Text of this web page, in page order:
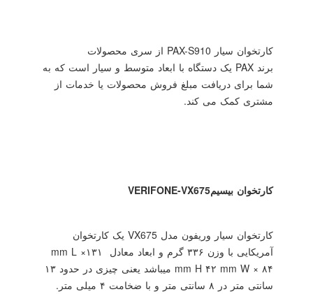
کارتخوان سیار PAX-S910 از سری محصولات
برندPAX یک دستگاه با ابعاد متوسط و سیار است که به
شما برای دریافت مبلغ فروش محصولات یا خدمات از
مشتری کمک می کند.
کارتخوان بیسیمVERIFONE-VX675
کارتخوان سیار وریفون مدل VX675 یک کارتخوان
آمریکایی با وزن ۳۳۶ گرم و ابعاد معادل ۱۳۱
mm L ×
۸۴mm W × ۴۲mm H
میباشد یعنی چیزی در حدود ۱۳
سانتی متر در ۸ سانتی متر و با ضخامت ۴ میلی متر.